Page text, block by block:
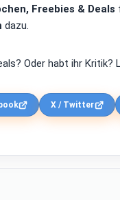
Freebies & Deals
dazu.
Oder habt ihr
X / Twitter